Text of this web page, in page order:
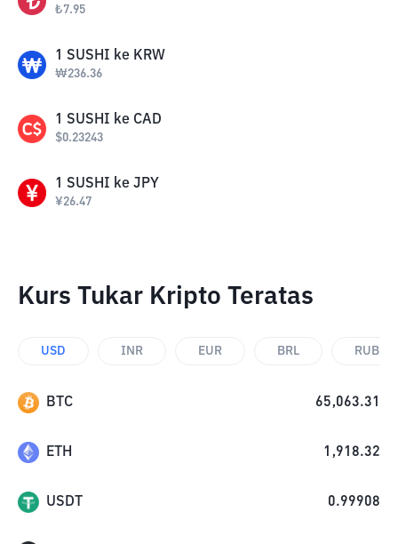
₺7.95
1 SUSHI ke KRW
₩236.36
1 SUSHI ke CAD
$0.23243
1 SUSHI ke JPY
¥26.47
Kurs Tukar Kripto Teratas
USD INR EUR BRL RUB
BTC 65,063.31
ETH 1,918.32
USDT 0.99908